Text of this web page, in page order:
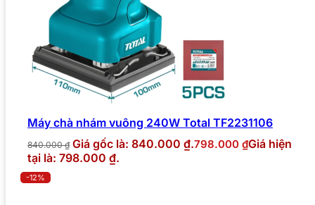
Máy chà nhám vuông 240W Total TF2231106
840.000₫ Giá gốc là: 840.000 ₫.798.000 ₫Giá hiện
tại là: 798.000 ₫.
-12%